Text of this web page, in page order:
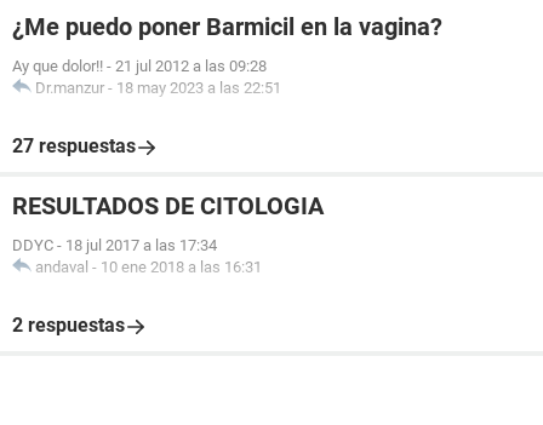
¿Me puedo poner Barmicil en la vagina?
Ay que dolor!! - 21 jul 2012 a las 09:28
Dr.manzur - 18 may 2023 a las 22:51
27 respuestas
RESULTADOS DE CITOLOGIA
DDYC - 18 jul 2017 a las 17:34
andaval - 10 ene 2018 a las 16:31
2 respuestas